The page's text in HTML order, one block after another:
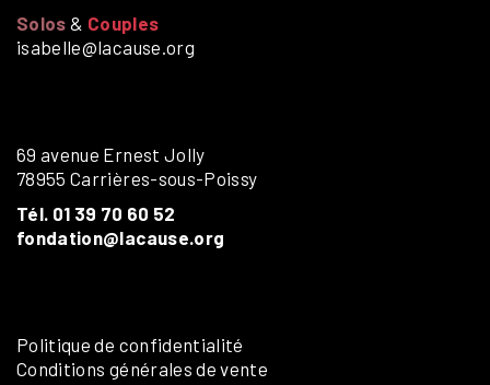
Solos & Couples
isabelle@lacause.org
69 avenue Ernest Jolly
78955 Carrières-sous-Poissy
Tél. 01 39 70 60 52
fondation@lacause.org
Politique de confidentialité
Conditions générales de vente